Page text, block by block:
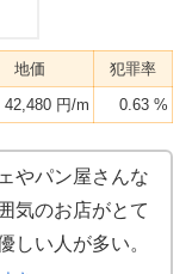
地価
犯罪率
42,480 円/m 0.63 %
やパン屋さんな
気のお店がとて
しい人が多い。